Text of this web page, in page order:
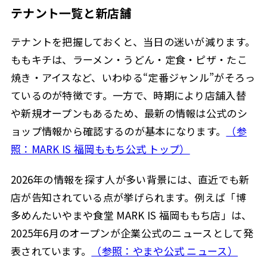
テナント一覧と新店舗
テナントを把握しておくと、当日の迷いが減ります。
ももキチは、ラーメン・うどん・定食・ピザ・たこ
焼き・アイスなど、いわゆる“定番ジャンル”がそろっ
ているのが特徴です。一方で、時期により店舗入替
や新規オープンもあるため、最新の情報は公式のシ
ョップ情報から確認するのが基本になります。
（参
照：MARK IS 福岡ももち公式 トップ）
2026年の情報を探す人が多い背景には、直近でも新
店が告知されている点が挙げられます。例えば「博
多めんたいやまや食堂 MARK IS 福岡ももち店」は、
2025年6月のオープンが企業公式のニュースとして発
表されています。
（参照：やまや公式 ニュース）